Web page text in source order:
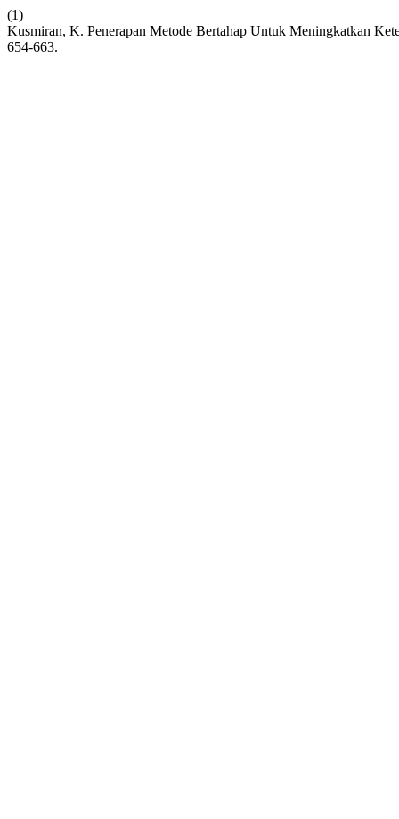
(1)
Kusmiran, K. Penerapan Metode Bertahap Untuk Meningkatkan
654-663.